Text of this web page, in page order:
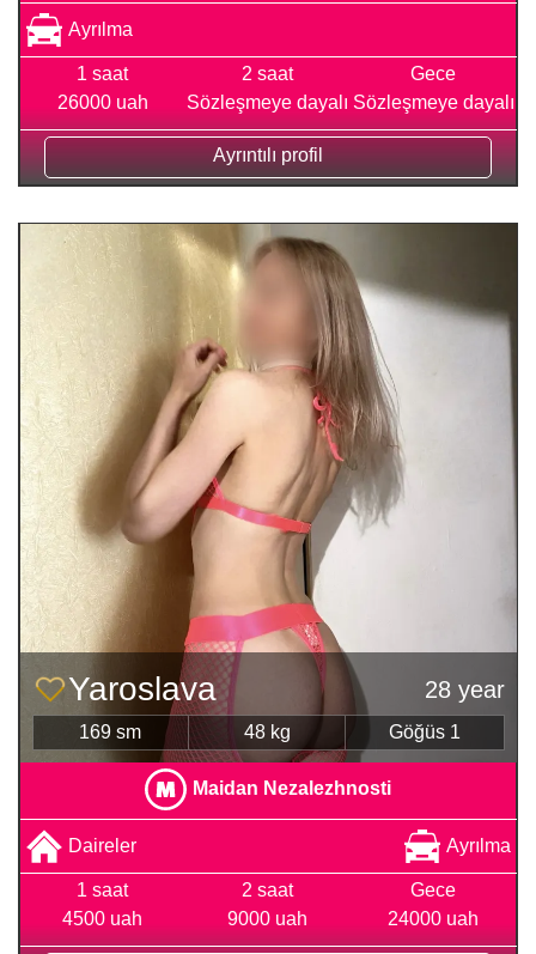
Ayrılma
1 saat
26000 uah
2 saat
Sözleşmeye dayalı
Gece
Sözleşmeye dayalı
Ayrıntılı profil
Yaroslava 28 year
169 sm 48 kg Göğüs 1
Maidan Nezalezhnosti
Daireler Ayrılma
1 saat
4500 uah
2 saat
9000 uah
Gece
24000 uah